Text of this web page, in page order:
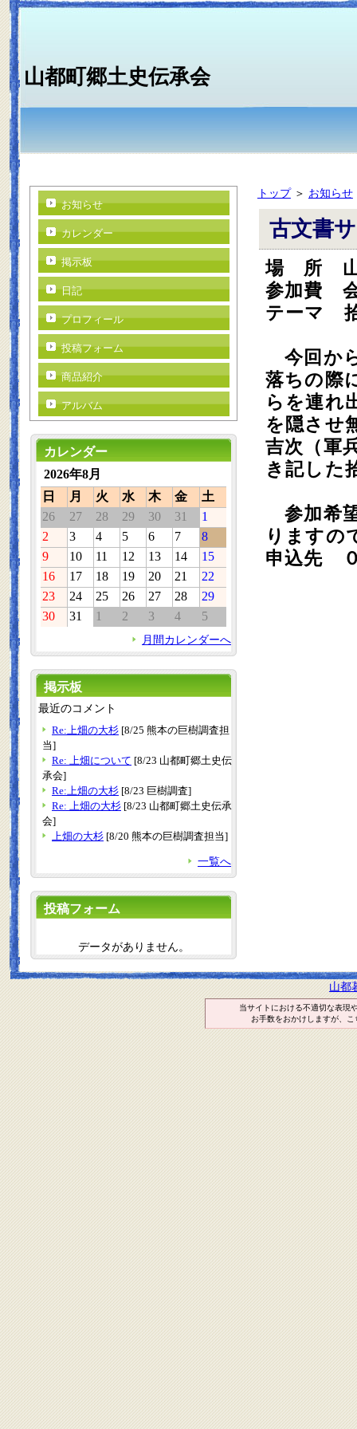
山都町郷土史伝承会
トップ＞ お知らせ
古文書
場 所 山
参加費
テーマ
今回か
落ちの際
らを連れ
を隠させ
吉次（軍
き記した
参加希
りますの
申込先
お知らせ
カレンダー
掲示板
日記
プロフィール
投稿フォーム
商品紹介
アルバム
カレンダー
2026年8月
日
月 火 水 木 金
土
26
27 28 29 30 31
1
2
3 4 5 6 7
8
9
10 11 12 13 14
15
16
17 18 19 20 21
22
23
24 25 26 27 28
29
30
31 1 2 3 4 5
月間カレンダーへ
掲示板
最近のコメント
Re:上畑の大杉 [8/25 熊本の巨樹調査担
当]
Re: 上畑について [8/23 山都町郷土史伝
承会]
Re:上畑の大杉 [8/23 巨樹調査]
Re: 上畑の大杉 [8/23 山都町郷土史伝承
会]
上畑の大杉 [8/20 熊本の巨樹調査担当]
一覧へ
投稿フォーム
データがありません。
山都
当サイトにおける不適切な表現
お手数をおかけしますが、こ